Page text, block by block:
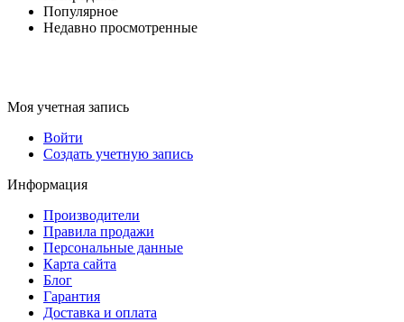
Популярное
Недавно просмотренные
Моя учетная запись
Войти
Создать учетную запись
Информация
Производители
Правила продажи
Персональные данные
Карта сайта
Блог
Гарантия
Доставка и оплата